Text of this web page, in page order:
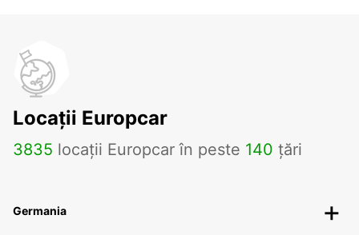
Locații Europcar
3835 locații Europcar în peste 140 țări
Germania